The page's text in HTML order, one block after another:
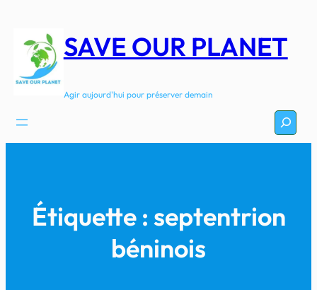
contenu
SAVE OUR PLANET
Agir aujourd'hui pour préserver demain
Étiquette : septentrion
béninois